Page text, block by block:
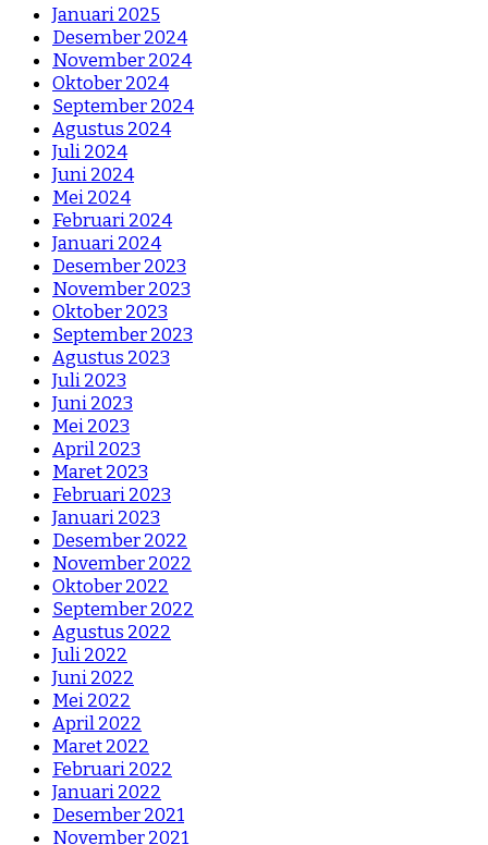
Januari 2025
Desember 2024
November 2024
Oktober 2024
September 2024
Agustus 2024
Juli 2024
Juni 2024
Mei 2024
Februari 2024
Januari 2024
Desember 2023
November 2023
Oktober 2023
September 2023
Agustus 2023
Juli 2023
Juni 2023
Mei 2023
April 2023
Maret 2023
Februari 2023
Januari 2023
Desember 2022
November 2022
Oktober 2022
September 2022
Agustus 2022
Juli 2022
Juni 2022
Mei 2022
April 2022
Maret 2022
Februari 2022
Januari 2022
Desember 2021
November 2021